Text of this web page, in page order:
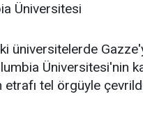
Üniversitesi
üniversitelerde
Üniversitesi'nin
etrafı tel örgüyle